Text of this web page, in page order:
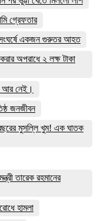
গ্রেফতার
একজন গুরুতর আহত
অপরাধে ২ লক্ষ টাকা
আর নেই।
জনজীবন
মুসল্লি খুম! এক ঘাতক
তারেক রহমানের
হামলা